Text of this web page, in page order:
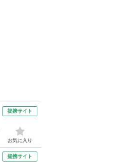
提携サイト
お気に入り
提携サイト